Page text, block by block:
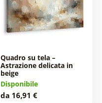
Quadro su tela –
Astrazione delicata in
beige
Disponibile
da 16,91 €